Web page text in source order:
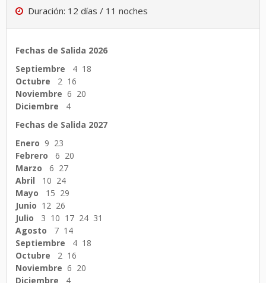
Duración: 12 días / 11 noches
Fechas de Salida 2026
Septiembre 4 18
Octubre 2 16
Noviembre 6 20
Diciembre 4
Fechas de Salida 2027
Enero 9 23
Febrero 6 20
Marzo 6 27
Abril
10 24
Mayo
15 29
Junio 12 26
Julio 3 10 17 24 31
Agosto 7 14
Septiembre 4 18
Octubre 2 16
Noviembre 6 20
Diciembre 4